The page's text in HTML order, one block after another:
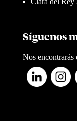
Síguenos
Nos encontrarás